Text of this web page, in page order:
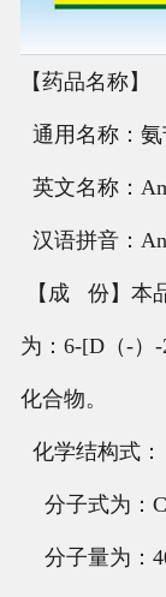
【药品名称】
通用名称：
英文名称：
汉语拼音：
【成 份】本
为：6-[D（-）
化合物。
化学结构式：
分子式为：
分子量为：